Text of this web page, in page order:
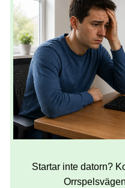
Startar inte datorn?